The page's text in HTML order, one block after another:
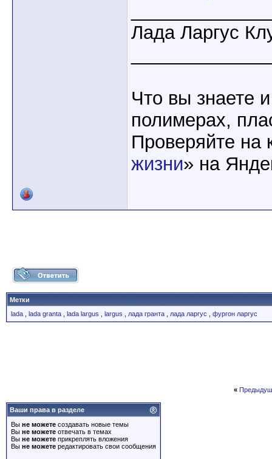
Лада Ларгус
Что вы знаете
полимерах,
Проверяйте на
жизни» на
Метки
lada
lada granta lada largus largus лада гранта лада ларгус фургон ларгус
«
Ваши права в разделе
Вы не можете создавать новые темы
Вы не можете отвечать в темах
Вы не можете прикреплять вложения
Вы не можете редактировать свои сообщения